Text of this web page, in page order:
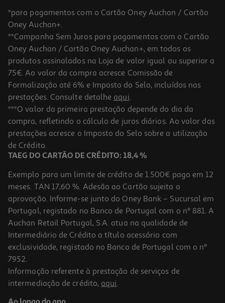
-10%
Livro Os Mini Cinco 3 Em 1 De Enid Blyton
13.41 €/un
14,90 € PVP de editor
13,41 €
-10%
Livro Os Piores Super-Heróis Do Mundo
*para pagamentos com o Cartão Oney Auchan / Cartão
Oney Auchan+.
**Campanha Sem Juros para pagamentos com o Cartão
Oney Auchan / Cartão Oney Auchan+, em todos os
produtos assinalados na Loja de valor igual ou superior a
75€. Ao valor da compra acresce Comissão de
Formalização até 6% e Imposto do Selo, incluídos nas
prestações. Consulte detalhe aqui.
***O valor da primeira prestação depende do dia da
compra, refletindo o cálculo de juros diários. Ao valor das
prestações acresce o Imposto do Selo sobre a utilização
de Crédito.
TAEG DO CARTÃO DE CRÉDITO: 18,4 %
Exemplo para um limite de crédito de 1.500€ pago em 12
meses. TAN 17,60 %. Adesão ao Cartão sujeita a
aprovação. Informe-se junto do Oney Bank – Sucursal em
Portugal, registado no Banco de Portugal com o nº 881. A
Auchan Retail Portugal, S.A. atua na qualidade de
Intermediário de Crédito a título acessório com
exclusividade, registado no Banco de Portugal com o nº
7952.
Informação referente à prestação de serviços de
intermediação de crédito, aqui.